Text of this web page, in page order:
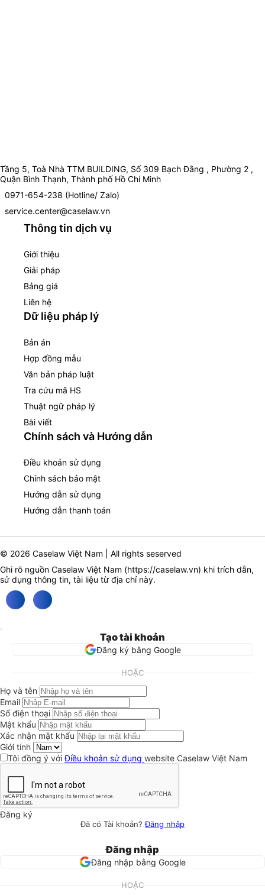
Tầng 5, Toà Nhà TTM BUILDING, Số 309 Bạch Đằng , Phường 2 ,
Quận Bình Thạnh, Thành phố Hồ Chí Minh
0971-654-238 (Hotline/ Zalo)
service.center@caselaw.vn
Thông tin dịch vụ
Giới thiệu
Giải pháp
Bảng giá
Liên hệ
Dữ liệu pháp lý
Bản án
Hợp đồng mẫu
Văn bản pháp luật
Tra cứu mã HS
Thuật ngữ pháp lý
Bài viết
Chính sách và Hướng dẫn
Điều khoản sử dụng
Chính sách bảo mật
Hướng dẫn sử dụng
Hướng dẫn thanh toán
© 2026 Caselaw Việt Nam | All rights seserved
Ghi rõ nguồn Caselaw Việt Nam (https://caselaw.vn) khi trích dẫn,
sử dụng thông tin, tài liệu từ địa chỉ này.
Tạo tài khoản
Đăng ký bằng Google
HOẶC
Họ và tên
Email
Số điện thoại
Mật khẩu
Xác nhận mật khẩu
Giới tính
Tôi đồng ý vớiĐiều khoản sử dụng website Caselaw Việt Nam
Đăng ký
Đã có Tài khoản?Đăng nhập
Đăng nhập
Đăng nhập bằng Google
HOẶC